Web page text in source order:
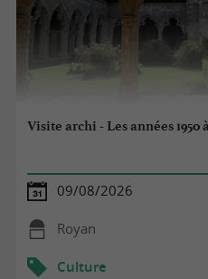
Visite archi - Les années 1950
09/08/2026
Royan
Culture